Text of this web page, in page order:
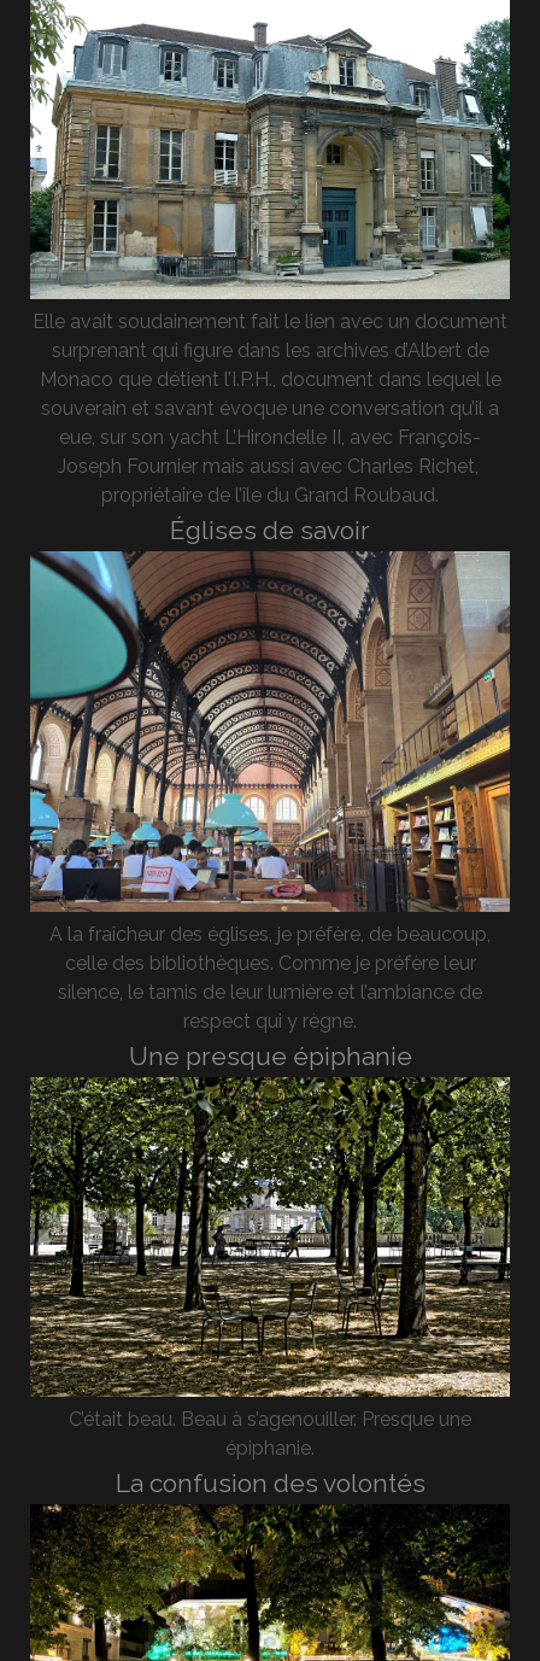
Elle avait soudainement fait le lien avec un document
surprenant qui figure dans les archives d’Albert de
Monaco que détient l’I.P.H., document dans lequel le
souverain et savant évoque une conversation qu’il a
eue, sur son yacht L’Hirondelle II, avec François-
Joseph Fournier mais aussi avec Charles Richet,
propriétaire de l’île du Grand Roubaud.
Églises de savoir
A la fraîcheur des églises, je préfère, de beaucoup,
celle des bibliothèques. Comme je préfère leur
silence, le tamis de leur lumière et l’ambiance de
respect qui y règne.
Une presque épiphanie
C’était beau. Beau à s’agenouiller. Presque une
épiphanie.
La confusion des volontés